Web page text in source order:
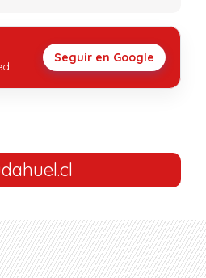
Seguir en Google